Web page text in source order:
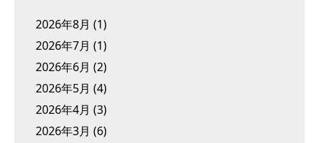
2026年8月 (1)
2026年7月 (1)
2026年6月 (2)
2026年5月 (4)
2026年4月 (3)
2026年3月 (6)